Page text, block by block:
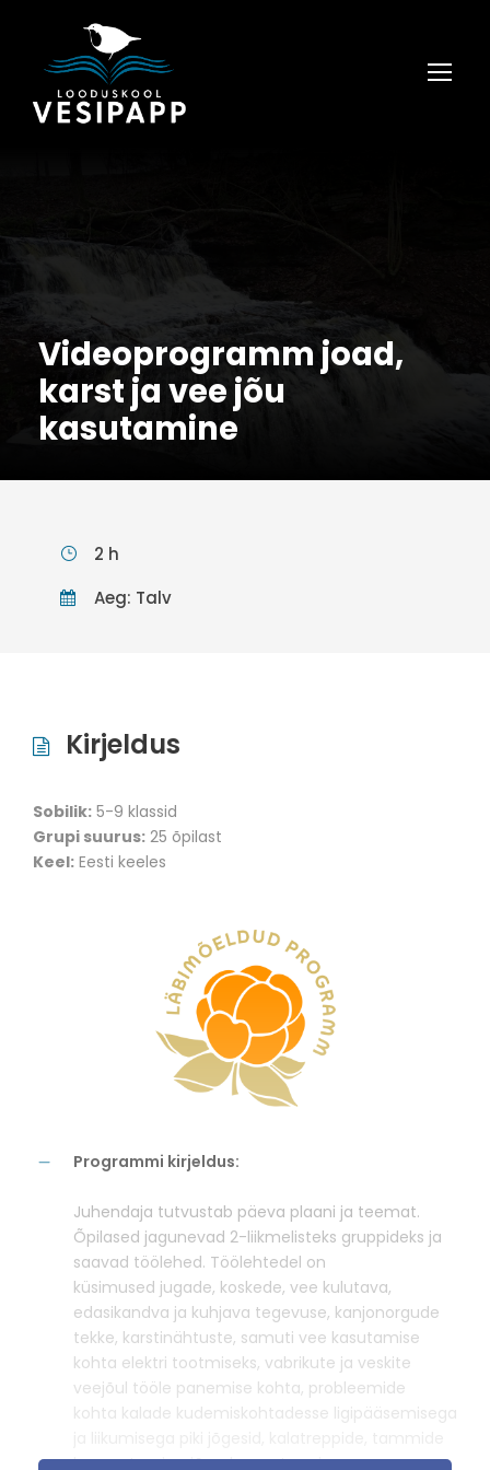
Videoprogramm joad,
karst ja vee jõu
kasutamine
2 h
Aeg: Talv
Kirjeldus
Sobilik: 5-9 klassid
Grupi suurus: 25 õpilast
Keel: Eesti keeles
Programmi kirjeldus:
Juhendaja tutvustab päeva plaani ja teemat.
Õpilased jagunevad 2-liikmelisteks gruppideks ja
saavad töölehed. Töölehtedel on
küsimused jugade, koskede, vee kulutava,
edasikandva ja kuhjava tegevuse, kanjonorgude
tekke, karstinähtuste, samuti vee kasutamise
kohta elektri tootmiseks, vabrikute ja veskite
veejõul tööle panemise kohta, probleemide
kohta kalade kudemiskohtadesse ligipääsemisega
lammutamise, jõgede reostuse ja muu